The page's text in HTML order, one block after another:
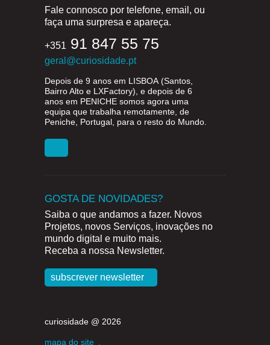
Fale connosco por telefone, email, ou
faça uma surpresa e apareça.
+351 91 847 55 75
geral@curiosidade.pt
Depois de 9 anos em LISBOA (Santos,
Bairro Alto e LXFactory), e depois de 6
anos em PENICHE somos agora uma
equipa que trabalha remotamente, de
Peniche, Portugal, para o resto do Mundo.
GOSTA DE NOVIDADES?
Saiba o que andamos a fazer. Novos
Projetos, novos Serviços, inovações no
mundo digital e muito mais.
Receba a nossa Newsletter.
subscrever newsletter
curiosidade @ 2026
mapa do site